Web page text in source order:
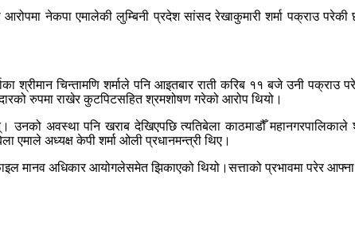
नेकपा एमालेकी लुम्बिनी प्रदेश सांसद रेखाकुमारी शर्मा पक्राउ
श्रीमान चिन्तामणि शर्माले पनि आइतबार राती करिब ११ बजे उनी
रुपमा राखेर कुटपिटसहित श्रमशोषण गरेको आरोप थियो।
अवस्था पनि खराब देखिएपछि त्यतिबेला काठमाडौँ महानगरपालिकाले
एमाले अध्यक्ष केपी शर्मा ओली प्रधानमन्त्री थिए।
मानव अधिकार आयोगलेसमेत झिकाएको थियो।सत्ताको प्रभावमा परेर